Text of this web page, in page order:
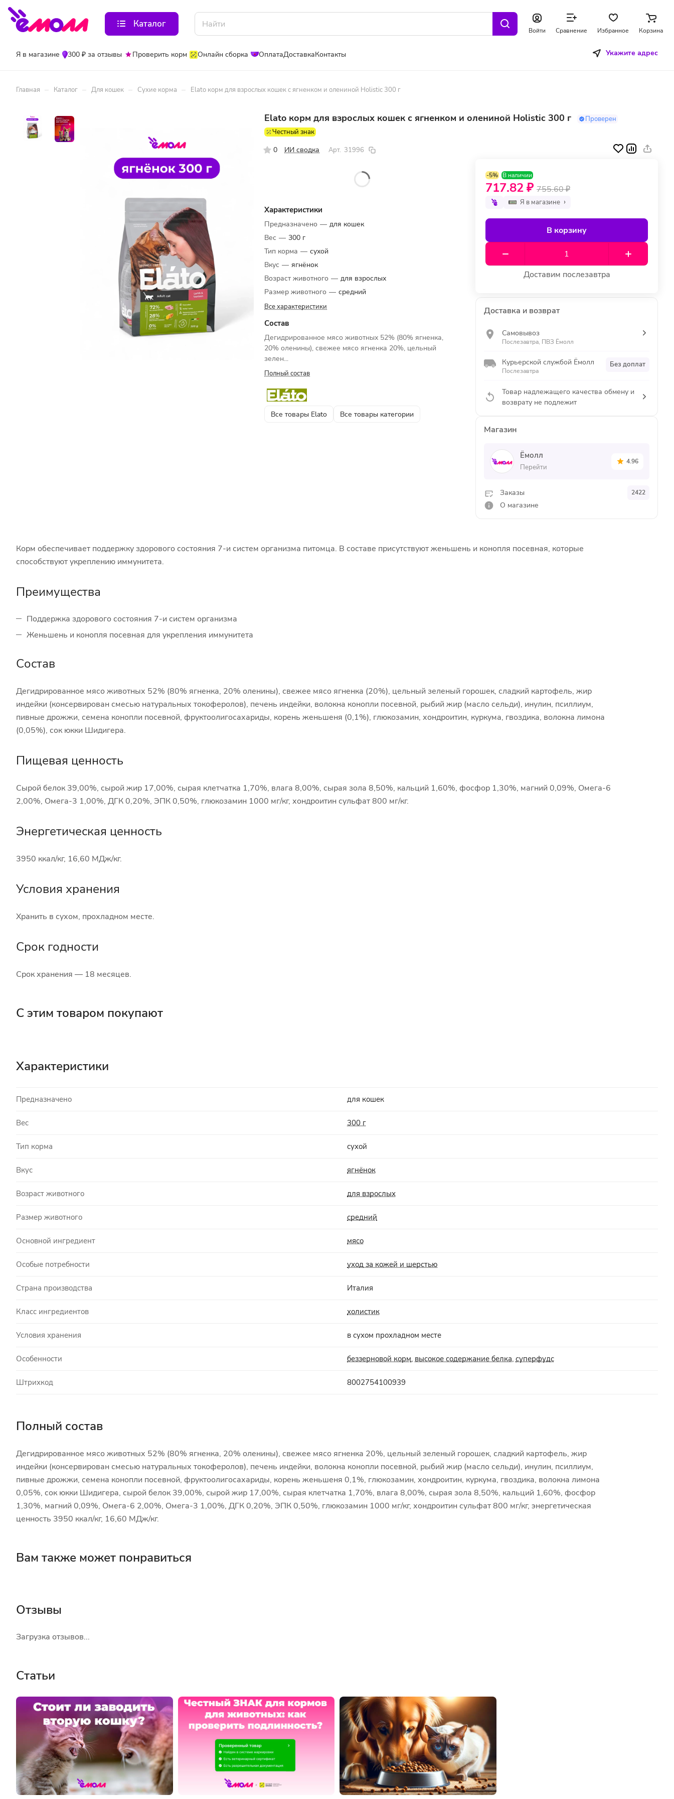
Каталог
Войти Сравнение Избранное Корзина
Я в магазине 300 ₽ за отзывы Проверить корм Онлайн сборка ОплатаДоставкаКонтакты Укажите адрес
Главная – Каталог – Для кошек – Сухие корма – Elato корм для взрослых кошек с ягненком и олениной Holistic 300 г
Elato корм для взрослых кошек с ягненком и олениной Holistic 300 г
Проверен
Честный знак
0 ИИ сводка Арт. 31996
Характеристики
Предназначено — для кошек
Вес — 300 г
Тип корма — сухой
Вкус — ягнёнок
Возраст животного — для взрослых
Размер животного — средний
Все характеристики
Состав
Дегидрированное мясо животных 52% (80% ягненка,
20% оленины), свежее мясо ягненка 20%, цельный
зелен...
Полный состав
Все товары Elato Все товары категории
-5% В наличии
717.82 ₽ 755.60 ₽
Я в магазине
В корзину
Доставим послезавтра
Доставка и возврат
Самовывоз
Послезавтра, ПВЗ Ёмолл
Курьерской службой Ёмолл
Послезавтра
Без доплат
Товар надлежащего качества обмену и
возврату не подлежит
Магазин
Ёмолл
Перейти
4.96
Заказы 2422
О магазине
Корм обеспечивает поддержку здорового состояния 7-и систем организма питомца. В составе присутствуют женьшень и конопля посевная, которые
способствуют укреплению иммунитета.
Преимущества
Поддержка здорового состояния 7-и систем организма
Женьшень и конопля посевная для укрепления иммунитета
Состав
Дегидрированное мясо животных 52% (80% ягненка, 20% оленины), свежее мясо ягненка (20%), цельный зеленый горошек, сладкий картофель, жир
индейки (консервирован смесью натуральных токоферолов), печень индейки, волокна конопли посевной, рыбий жир (масло сельди), инулин, псиллиум,
пивные дрожжи, семена конопли посевной, фруктоолигосахариды, корень женьшеня (0,1%), глюкозамин, хондроитин, куркума, гвоздика, волокна лимона
(0,05%), сок юкки Шидигера.
Пищевая ценность
Сырой белок 39,00%, сырой жир 17,00%, сырая клетчатка 1,70%, влага 8,00%, сырая зола 8,50%, кальций 1,60%, фосфор 1,30%, магний 0,09%, Омега-6
2,00%, Омега-3 1,00%, ДГК 0,20%, ЭПК 0,50%, глюкозамин 1000 мг/кг, хондроитин сульфат 800 мг/кг.
Энергетическая ценность
3950 ккал/кг, 16,60 МДж/кг.
Условия хранения
Хранить в сухом, прохладном месте.
Срок годности
Срок хранения — 18 месяцев.
С этим товаром покупают
Характеристики
Предназначено для кошек
Вес 300 г
Тип корма сухой
Вкус ягнёнок
Возраст животного для взрослых
Размер животного средний
Основной ингредиент мясо
Особые потребности уход за кожей и шерстью
Страна производства Италия
Класс ингредиентов холистик
Условия хранения в сухом прохладном месте
Особенности беззерновой корм, высокое содержание белка, суперфудс
Штрихкод 8002754100939
Полный состав
Дегидрированное мясо животных 52% (80% ягненка, 20% оленины), свежее мясо ягненка 20%, цельный зеленый горошек, сладкий картофель, жир
индейки (консервирован смесью натуральных токоферолов), печень индейки, волокна конопли посевной, рыбий жир (масло сельди), инулин, псиллиум,
пивные дрожжи, семена конопли посевной, фруктоолигосахариды, корень женьшеня 0,1%, глюкозамин, хондроитин, куркума, гвоздика, волокна лимона
0,05%, сок юкки Шидигера, сырой белок 39,00%, сырой жир 17,00%, сырая клетчатка 1,70%, влага 8,00%, сырая зола 8,50%, кальций 1,60%, фосфор
1,30%, магний 0,09%, Омега-6 2,00%, Омега-3 1,00%, ДГК 0,20%, ЭПК 0,50%, глюкозамин 1000 мг/кг, хондроитин сульфат 800 мг/кг, энергетическая
ценность 3950 ккал/кг, 16,60 МДж/кг.
Вам также может понравиться
Отзывы
Загрузка отзывов...
Статьи